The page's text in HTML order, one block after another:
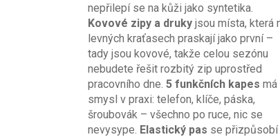
nepřilepí se na kůži jako syntetika.
Kovové zipy a druky jsou místa, která
levných kraťasech praskají jako první –
tady jsou kovové, takže celou sezónu
nebudete řešit rozbitý zip uprostřed
pracovního dne. 5 funkčních kapes má
smysl v praxi: telefon, klíče, páska,
šroubovák – všechno po ruce, nic se
nevysype. Elastický pas se přizpůsobí